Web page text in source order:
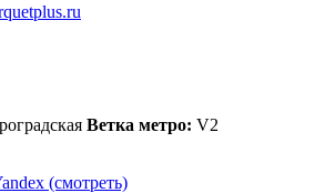
Ветка метро: V2
(смотреть)